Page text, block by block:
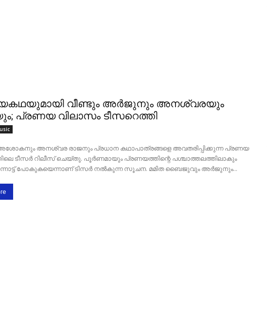
വീണ്ടും അര്‍ജുനും അനശ്വരയും
പ്രണയ വിലാസം ടീസറെത്തി
അനശ്വര രാജനും പ്രധാന കഥാപാത്രങ്ങളെ അവതരിപ്പിക്കുന്ന പ്രണയ
ടീസർ റിലീസ് ചെയ്തു. പൂർണമായും പ്രണയത്തിന്റെ പശ്ചാത്തലത്തിലാകും
പോകുകയെന്നാണ് ടിസർ നൽകുന്ന സൂചന. മമിത ബൈജുവും അർജുനും...